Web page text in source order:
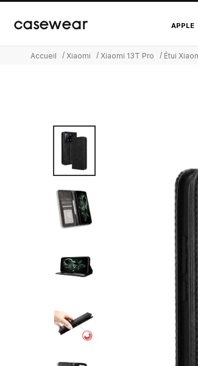
Étui Xiaomi
casewear APPLE
Accueil Xiaomi Xiaomi 13T Pro Étui